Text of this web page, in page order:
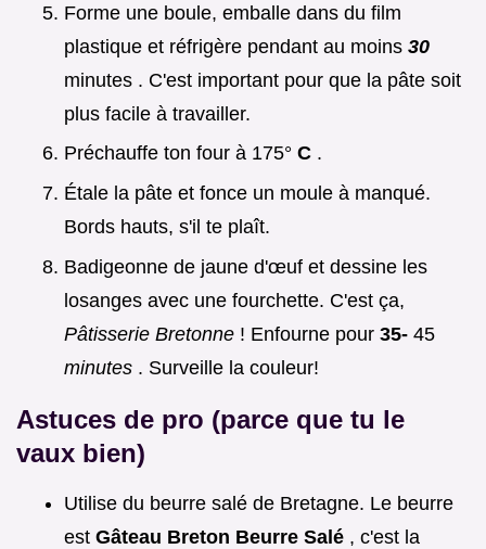
Forme une boule, emballe dans du film
plastique et réfrigère pendant au moins 30
minutes . C'est important pour que la pâte soit
plus facile à travailler.
Préchauffe ton four à 175° C .
Étale la pâte et fonce un moule à manqué.
Bords hauts, s'il te plaît.
Badigeonne de jaune d'œuf et dessine les
losanges avec une fourchette. C'est ça,
Pâtisserie Bretonne ! Enfourne pour 35- 45
minutes . Surveille la couleur!
Astuces de pro (parce que tu le
vaux bien)
Utilise du beurre salé de Bretagne. Le beurre
est Gâteau Breton Beurre Salé , c'est la